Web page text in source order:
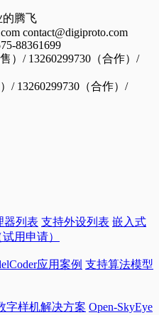
的腾飞
contact@digiproto.com
88361699
/ 13260299730（合作）/
器列表 支持外设列表 嵌入式
用申请）
应用案例 支持算法模型
字样机解决方案 Open-SkyEye